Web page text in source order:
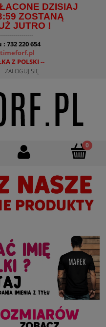
DZISIAJ
ZOSTANĄ
JUTRO !
732 220 654
Z POLSKI --
ZALOGUJ SIĘ